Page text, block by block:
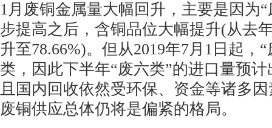
1月废铜金属量大幅回升，主要是因为
步提高之后，含铜品位大幅提升(从去
升至78.66%)。但从2019年7月1日起，
类，因此下半年“废六类”的进口量预
且国内回收依然受环保、资金等诸多
废铜供应总体仍将是偏紧的格局。